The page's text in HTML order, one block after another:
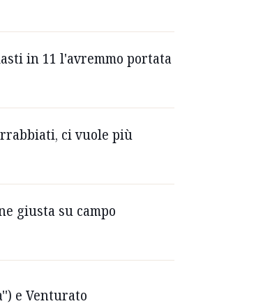
in 11 l'avremmo portata
ci vuole più
giusta su campo
e Venturato